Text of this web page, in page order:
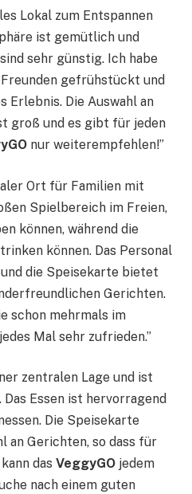
Lokal zum Entspannen
ist gemütlich und
sehr günstig. Ich habe
gefrühstückt und
Erlebnis. Die Auswahl an
groß und es gibt für jeden
nur weiterempfehlen!”
Ort für Familien mit
Spielbereich im Freien,
können, während die
können. Das Personal
die Speisekarte bietet
Gerichten.
schon mehrmals im
Mal sehr zufrieden.”
zentralen Lage und ist
Essen ist hervorragend
Die Speisekarte
an Gerichten, so dass für
das VeggyGO jedem
nach einem guten